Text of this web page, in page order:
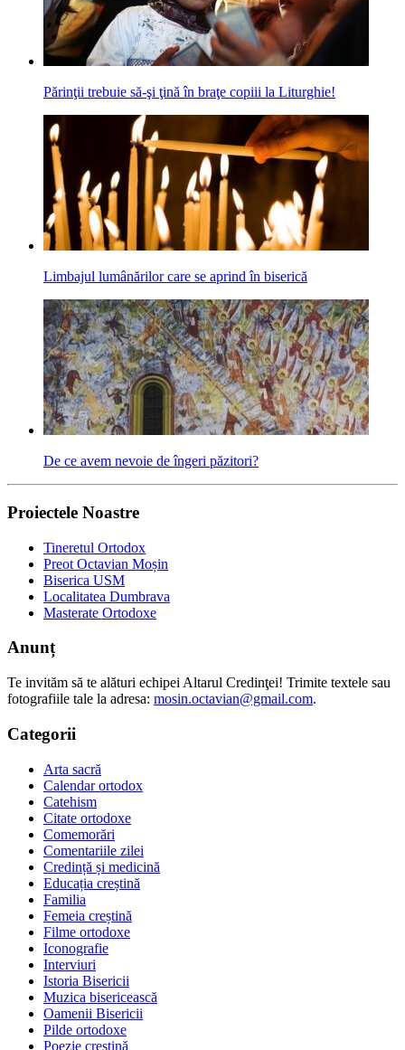
Părinţii trebuie să-şi ţină în braţe copiii la Liturghie!
Limbajul lumânărilor care se aprind în biserică
De ce avem nevoie de îngeri păzitori?
Proiectele Noastre
Tineretul Ortodox
Preot Octavian Moșin
Biserica USM
Localitatea Dumbrava
Masterate Ortodoxe
Anunț
Te invităm să te alături echipei Altarul Credinţei! Trimite textele sau
fotografiile tale la adresa: mosin.octavian@gmail.com.
Categorii
Arta sacră
Calendar ortodox
Catehism
Citate ortodoxe
Comemorări
Comentariile zilei
Credință și medicină
Educația creștină
Familia
Femeia creștină
Filme ortodoxe
Iconografie
Interviuri
Istoria Bisericii
Muzica bisericească
Oamenii Bisericii
Pilde ortodoxe
Poezie creştină